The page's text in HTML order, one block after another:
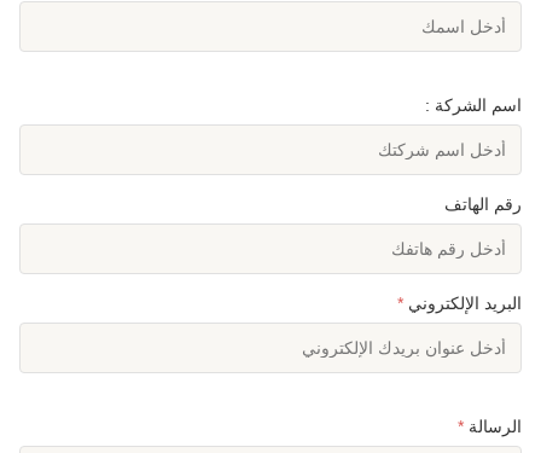
اسم الشركة :
رقم الهاتف
البريد الإلكتروني *
الرسالة *